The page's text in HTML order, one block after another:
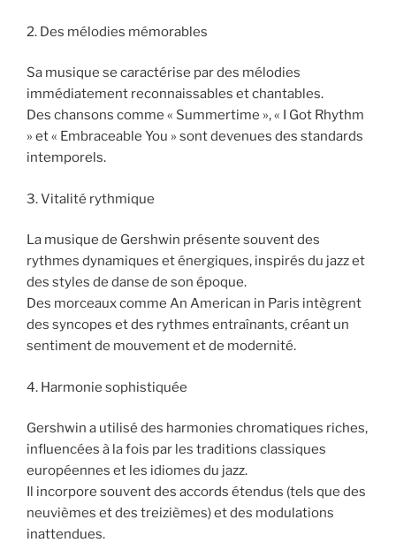
2. Des mélodies mémorables
Sa musique se caractérise par des mélodies
immédiatement reconnaissables et chantables.
Des chansons comme « Summertime », « I Got Rhythm
» et « Embraceable You » sont devenues des standards
intemporels.
3. Vitalité rythmique
La musique de Gershwin présente souvent des
rythmes dynamiques et énergiques, inspirés du jazz et
des styles de danse de son époque.
Des morceaux comme An American in Paris intègrent
des syncopes et des rythmes entraînants, créant un
sentiment de mouvement et de modernité.
4. Harmonie sophistiquée
Gershwin a utilisé des harmonies chromatiques riches,
influencées à la fois par les traditions classiques
européennes et les idiomes du jazz.
Il incorpore souvent des accords étendus (tels que des
neuvièmes et des treizièmes) et des modulations
inattendues.